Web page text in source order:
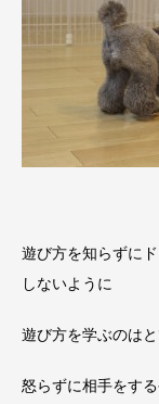
遊び方を知らずに
しないように
遊び方を学ぶのは
怒らずに相手をす